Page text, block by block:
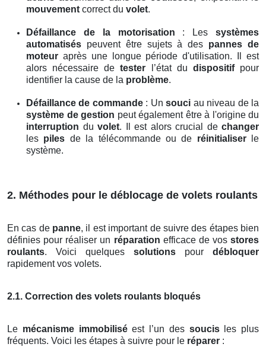
mouvement correct du volet.
Défaillance de la motorisation : Les systèmes
automatisés peuvent être sujets à des pannes de
moteur après une longue période d'utilisation. Il est
alors nécessaire detester l’état du dispositifpour
identifier la cause de la problème.
Défaillance de commande: Unsouci au niveau de la
système de gestion peut également être à l'origine du
interruption du volet. Il est alors crucial de changer
les piles de la télécommande ou de réinitialiserle
système.
2. Méthodes pour le déblocage de volets roulants
En cas de panne, il est important de suivre des étapes bien
définies pour réaliser un réparation efficace de vos stores
roulants. Voici quelques solutions pour débloquer
rapidement vos volets.
2.1. Correction des volets roulants bloqués
Le mécanisme immobiliséest l’un des soucisles plus
fréquents. Voici les étapes à suivre pour le réparer :